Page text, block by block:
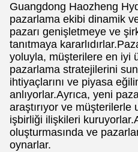
Guangdong Haozheng
pazarlama ekibi dinamik ve
pazarı genişletmeye ve
tanıtmaya
yoluyla, müşterilere en iyi
pazarlama stratejilerini
ihtiyaçlarını ve piyasa
anlıyorlar.Ayrıca, yeni
araştırıyor ve müşterilerle
işbirliği ilişkileri
oluşturmasında ve
oynarlar.